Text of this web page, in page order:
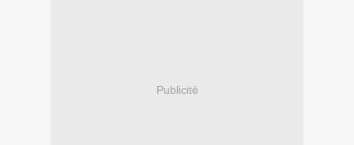
Publicité